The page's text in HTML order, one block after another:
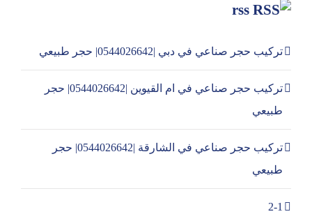
rss
تركيب حجر صناعي في دبي |0544026642| حجر طبيعي
تركيب حجر صناعي في ام القيوين |0544026642| حجر
طبيعي
تركيب حجر صناعي في الشارقة |0544026642| حجر
طبيعي
2-1